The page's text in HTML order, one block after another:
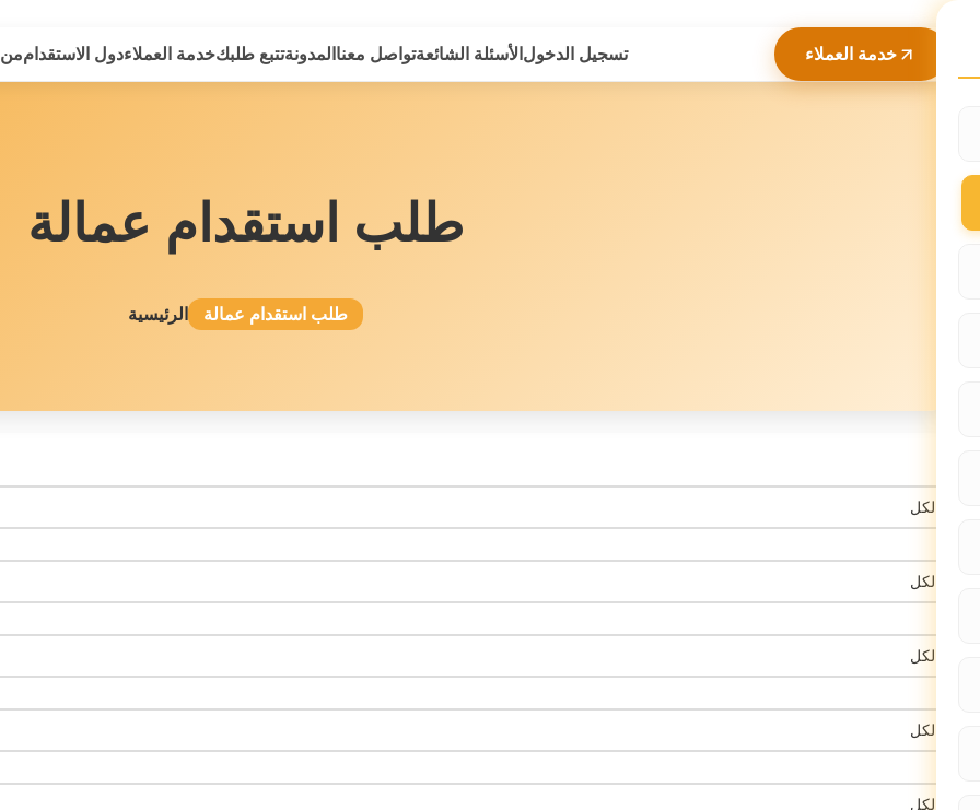
دول الاستقدامخدمة العملاءتتبع طلبكالمدونة تواصل معناالأسئلة الشائعة تسجيل الدخول خدمة العملاء
طلب استقدام عمالة
الرئيسية طلب استقدام عمالة